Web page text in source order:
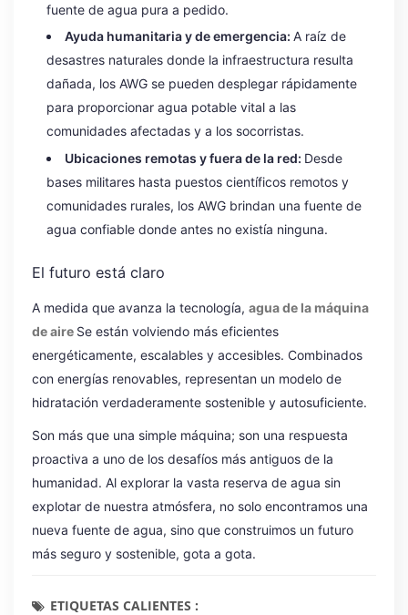
fuente de agua pura a pedido.
Ayuda humanitaria y de emergencia:A raíz de
desastres naturales donde la infraestructura resulta
dañada, los AWG se pueden desplegar rápidamente
para proporcionar agua potable vital a las
comunidades afectadas y a los socorristas.
Ubicaciones remotas y fuera de la red: Desde
bases militares hasta puestos científicos remotos y
comunidades rurales, los AWG brindan una fuente de
agua confiable donde antes no existía ninguna.
El futuro está claro
A medida que avanza la tecnología, agua de la máquina
de aire Se están volviendo más eficientes
energéticamente, escalables y accesibles. Combinados
con energías renovables, representan un modelo de
hidratación verdaderamente sostenible y autosuficiente.
Son más que una simple máquina; son una respuesta
proactiva a uno de los desafíos más antiguos de la
humanidad. Al explorar la vasta reserva de agua sin
explotar de nuestra atmósfera, no solo encontramos una
nueva fuente de agua, sino que construimos un futuro
más seguro y sostenible, gota a gota.
ETIQUETAS CALIENTES :